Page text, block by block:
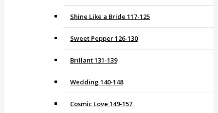
Shine Like a Bride 117-125
Sweet Pepper 126-130
Brillant 131-139
Wedding 140-148
Cosmic Love 149-157